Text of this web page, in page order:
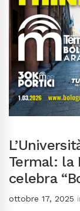
Termal: la
celebra
ottobre 17, 2025